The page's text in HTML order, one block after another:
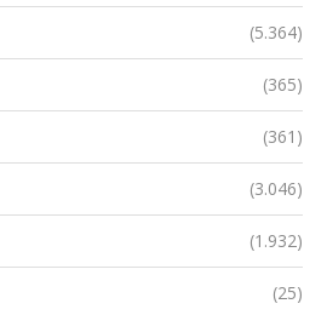
(5.364)
(365)
(361)
(3.046)
(1.932)
(25)